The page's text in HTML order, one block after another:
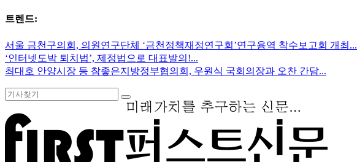
트렌드:
서울 금천구의회, 의원연구단체 ‘금천정책재정연구회’연구용역 착수보고회 개최...
‘인터넷도박 퇴치법’, 제정법으로 대표발의!...
최대호 안양시장 등 참좋은지방정부협의회, 우원식 국회의장과 오찬 간담...